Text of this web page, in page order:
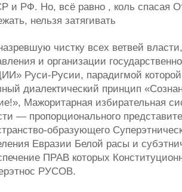
и РФ. Но, всё равно , коль спасая
нельзя затягивать
чистку всех ветвей
и организации
Руси-Русии, парадигмой которой
диалектический принцип
Мажоритарная избирательная
— пропорционального
образующего
Евразии Белой расы и
ПРАВ которых
РУСОВ.